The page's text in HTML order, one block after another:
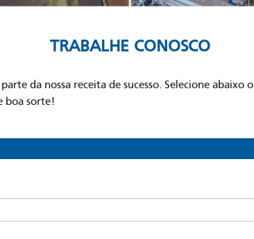
TRABALHE CONOSCO
da nossa receita de sucesso. Selecione abaixo
boa sorte!